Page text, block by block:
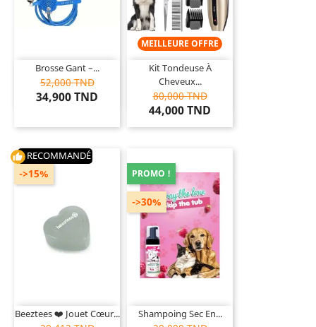
Brosse Gant –...
52,000 TND
34,900 TND
MEILLEURE OFFRE
Kit Tondeuse À
Cheveux...
80,000 TND
44,000 TND
thumb_up RECOMMANDÉ
Beeztees ❤️ Jouet Cœur...
->15%
Shampoing Sec En...
PROMO !
->30%